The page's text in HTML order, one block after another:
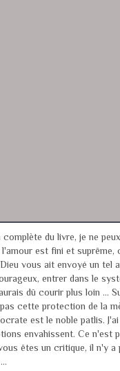
du livre, je ne
est fini et
vous ait envoyé un
entrer dans le
dû courir plus loin ...
cette protection de la
est le noble patlis.
envahissent. Ce n'est
êtes un critique, il n'y